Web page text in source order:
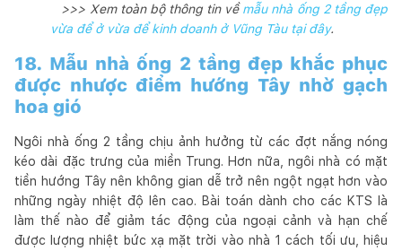
>>> Xem toàn bộ thông tin vềmẫu nhà ống 2 tầng đẹp
vừa để ở vừa để kinh doanh ở Vũng Tàu tại đây.
18. Mẫu nhà ống 2 tầng đẹp khắc phục
được nhược điểm hướng Tây nhờ gạch
hoa gió
Ngôi nhà ống 2 tầng chịu ảnh hưởng từ các đợt nắng nóng
kéo dài đặc trưng của miền Trung. Hơn nữa, ngôi nhà có mặt
tiền hướng Tây nên không gian dễ trở nên ngột ngạt hơn vào
những ngày nhiệt độ lên cao. Bài toán dành cho các KTS là
làm thế nào để giảm tác động của ngoại cảnh và hạn chế
được lượng nhiệt bức xạ mặt trời vào nhà 1 cách tối ưu, hiệu